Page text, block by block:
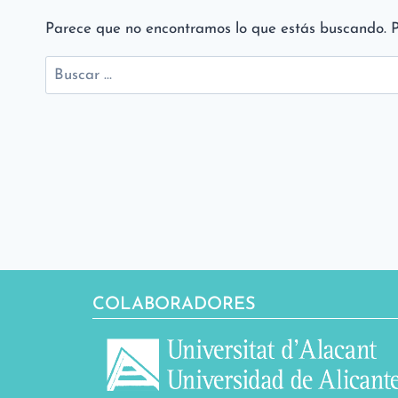
Parece que no encontramos lo que estás buscando.
Buscar:
COLABORADORES